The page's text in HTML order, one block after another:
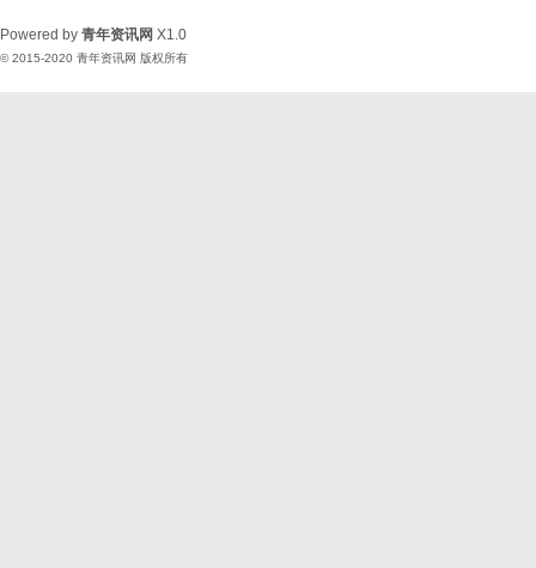
Powered by 青年资讯网 X1.0
© 2015-2020 青年资讯网 版权所有